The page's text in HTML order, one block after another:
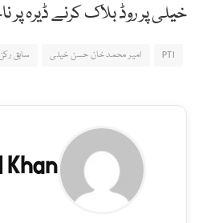
خیلی پر روڈ بلاک کرنے ڈیرہ پر
PTI امیر محمد خان حسن خیلی سابق
Khan